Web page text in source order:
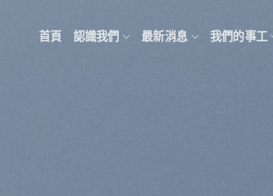
首頁 認識我們 最新消息 我們的事工